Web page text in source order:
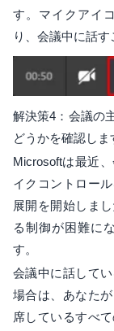
す。マイクアイ
り、会議中に話す
解決策4：会議の
どうかを確認しま
Microsoftは最近
イクコントロー
展開を開始しま
る制御が困難に
す。
会議中に話して
場合は、あなた
席しているすべ